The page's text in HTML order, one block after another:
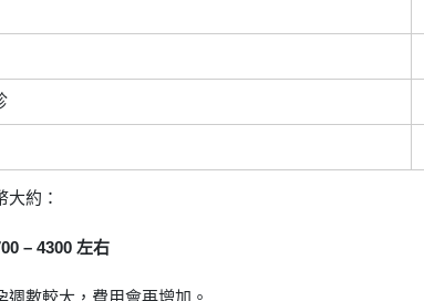
大約：
– 4300 左右